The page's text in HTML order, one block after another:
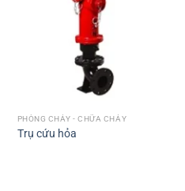
PHÒNG CHÁY - CHỮA CHÁY
Trụ cứu hỏa